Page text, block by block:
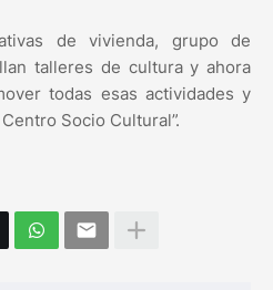
de vivienda, grupo de
talleres de cultura y ahora
todas esas actividades y
Socio Cultural”.